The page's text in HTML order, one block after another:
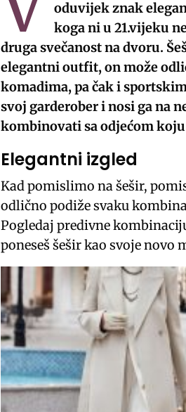
oduvijek znak
koga ni u 21.vijeku
druga svečanost na dvoru.
elegantni outfit, on može
komadima, pa čak i
svoj garderober i nosi ga na
kombinovati sa odjećom
Elegantni izgled
Kad pomislimo na šešir,
odlično podiže svaku
Pogledaj predivne
poneseš šešir kao svoje novo